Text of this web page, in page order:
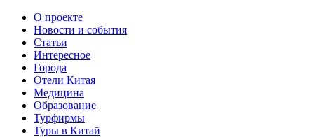
О проекте
Новости и события
Статьи
Интересное
Города
Отели Китая
Медицина
Образование
Турфирмы
Туры в Китай